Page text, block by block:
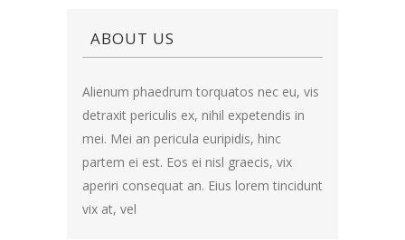
ABOUT US
Alienum phaedrum torquatos nec eu, vis
detraxit periculis ex, nihil expetendis in
mei. Mei an pericula euripidis, hinc
partem ei est. Eos ei nisl graecis, vix
aperiri consequat an. Eius lorem tincidunt
vix at, vel